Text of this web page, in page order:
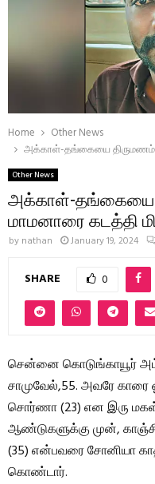
Home
Other News
அக்காள்-தங்கையை திருமணம்
Other News
அக்காள்-தங்கையை
மாமனாரை கடத்தி
by nathan January 19, 2024
SHARE 0
சென்னை கொடுங்காயூர்
சாமுவேல்,55. அவரே காரை
சொர்ணா (23) என இரு
ஆண்டுகளுக்கு முன்,
(35) என்பவரை சோனியா
கொண்டார்.